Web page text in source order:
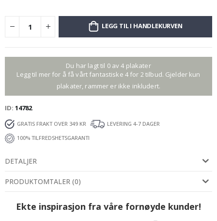
LEGG TIL I HANDLEKURVEN
Du har lagt til 0 av 4 plakater
Legg til mer for å få vårt fantastiske 4 for 2 tilbud. Gjelder kun
plakater, rammer er ikke inkludert.
ID 14782
GRATIS FRAKT OVER 349 KR
LEVERING 4-7 DAGER
100% TILFREDSHETSGARANTI
DETALJER
PRODUKTOMTALER (0)
Ekte inspirasjon fra våre fornøyde kunder!